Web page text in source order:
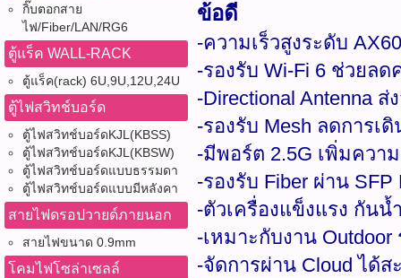
กิ๊บตอกสาย
ไฟ/Fiber/LAN/RG6
ตู้แร็ค WALL-RACK
ตู้แร็ค(rack) 6U,9U,12U,24U
ตู้ไฟสวิทช์บอร์ด
ตู้ไฟสวิทช์บอร์ดKJL(KBSS)
ตู้ไฟสวิทช์บอร์ดKJL(KBSW)
ตู้ไฟสวิทช์บอร์ดแบบธรรมดา
ตู้ไฟสวิทช์บอร์ดแบบมีหลังคา
สายไฟดรอปวายด์ภายนอก
สายไฟขนาด 0.9mm
โคมไฟโซล่าเซลล์
ข้อดี
-ความเร็วสูงระดับ
-รองรับ Wi-Fi 6 ช่วยล
-Directional Antenna
-รองรับ Mesh ลดการเ
-มีพอร์ต 2.5G เพิ่มความ
-รองรับ Fiber ผ่าน SFP
-ตัวเครื่องแข็งแรง กัน
-เหมาะกับงาน
-จัดการผ่าน Cloud ได้ส